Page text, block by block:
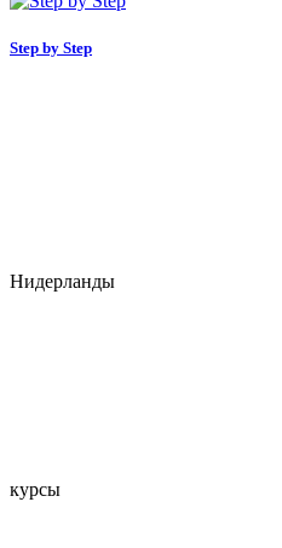
Step by Step
Нидерланды
курсы